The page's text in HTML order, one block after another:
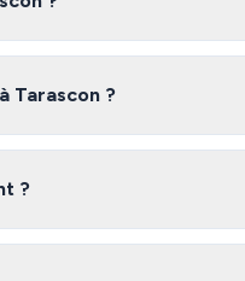
de comparer
Tarascon ?
les matériaux utilisés et
?
jusqu'à 3 devis de